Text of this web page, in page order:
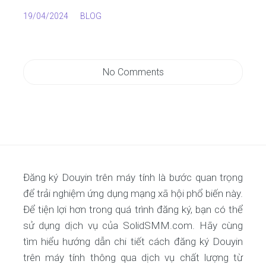
19/04/2024 BLOG
No Comments
Đăng ký Douyin trên máy tính là bước quan trọng
để trải nghiệm ứng dụng mạng xã hội phổ biến này.
Để tiện lợi hơn trong quá trình đăng ký, bạn có thể
sử dụng dịch vụ của SolidSMM.com. Hãy cùng
tìm hiểu hướng dẫn chi tiết cách đăng ký Douyin
trên máy tính thông qua dịch vụ chất lượng từ